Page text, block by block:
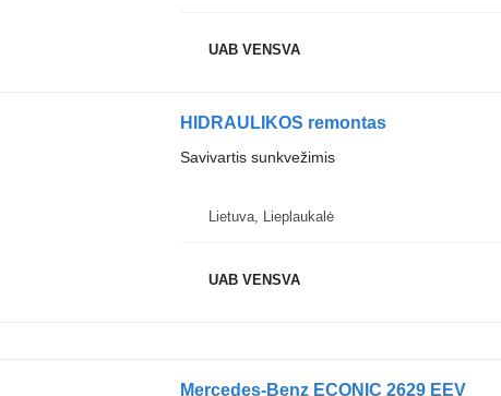
UAB VENSVA
HIDRAULIKOS remontas
Savivartis sunkvežimis
Lietuva, Lieplaukalė
UAB VENSVA
Mercedes-Benz ECONIC 2629 EEV